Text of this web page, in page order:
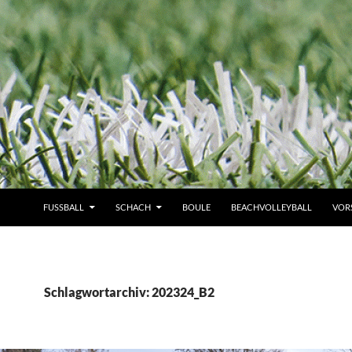
FUSSBALL SCHACH BOULE BEACHVOLLEYBALL
Schlagwortarchiv: 202324_B2